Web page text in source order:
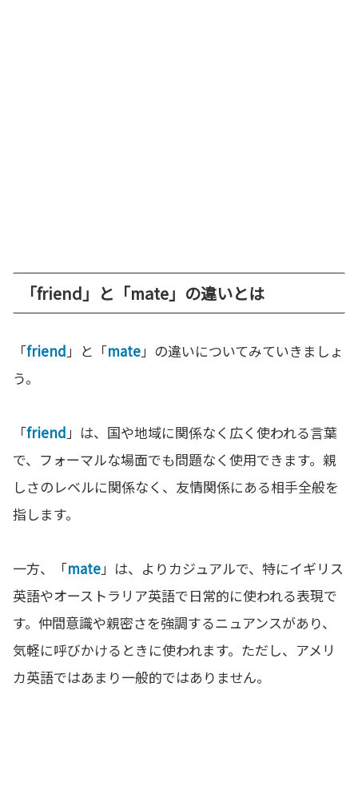
「friend」と「mate」の違いとは
「friend」と「mate」の違いについてみていきましょ
う。
「friend」は、国や地域に関係なく広く使われる言葉
で、フォーマルな場面でも問題なく使用できます。親
しさのレベルに関係なく、友情関係にある相手全般を
指します。
一方、「mate」は、よりカジュアルで、特にイギリス
英語やオーストラリア英語で日常的に使われる表現で
す。仲間意識や親密さを強調するニュアンスがあり、
気軽に呼びかけるときに使われます。ただし、アメリ
カ英語ではあまり一般的ではありません。